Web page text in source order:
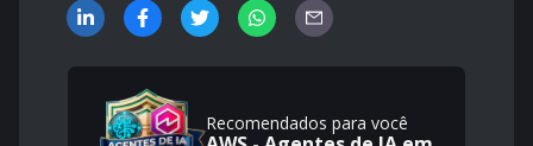
Recomendados para você